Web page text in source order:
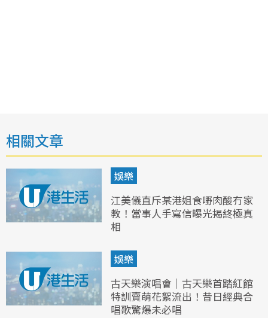
相關文章
娛樂
江美儀直斥某港姐食嘢肉酸冇家
教！當事人手寫信曝光揭終極真
相
娛樂
古天樂演唱會｜古天樂首踏紅館
特訓賣萌花絮流出！昔日經典合
唱歌驚爆未必唱